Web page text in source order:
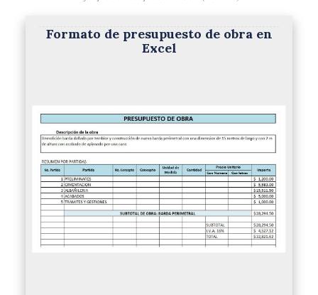
Formato de presupuesto de obra en
Excel